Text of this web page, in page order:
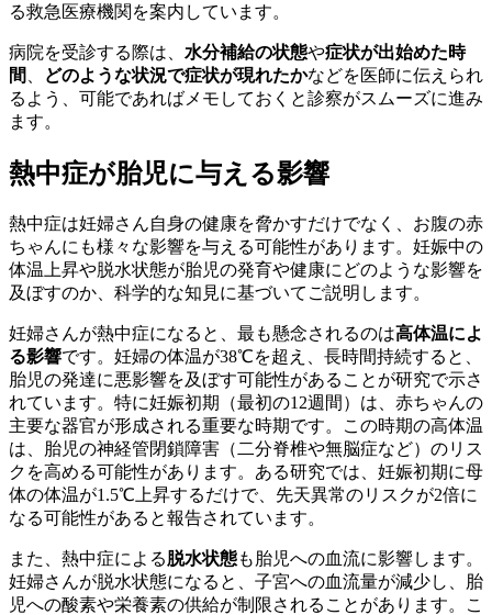
る救急医療機関を案内しています。
病院を受診する際は、 水分補給の状態や症状が出始めた時
間
どのような状況で症状が現れたかなどを医師に伝えられ
るよう、可能であればメモしておくと診察がスムーズに進み
ます。
熱中症が胎児に与える影響
熱中症は妊婦さん自身の健康を脅かすだけでなく、お腹の赤
ちゃんにも様々な影響を与える可能性があります。妊娠中の
体温上昇や脱水状態が胎児の発育や健康にどのような影響を
及ぼすのか、科学的な知見に基づいてご説明します。
妊婦さんが熱中症になると、最も懸念されるのは高体温によ
る影響です。妊婦の体温が38℃を超え、長時間持続すると、
胎児の発達に悪影響を及ぼす可能性があることが研究で示さ
れています。特に妊娠初期（最初の12週間）は、赤ちゃんの
主要な器官が形成される重要な時期です。この時期の高体温
は、胎児の神経管閉鎖障害（二分脊椎や無脳症など）のリス
クを高める可能性があります。ある研究では、妊娠初期に母
体の体温が1.5℃上昇するだけで、先天異常のリスクが2倍に
なる可能性があると報告されています。
また、熱中症による脱水状態も胎児への血流に影響します。
妊婦さんが脱水状態になると、子宮への血流量が減少し、胎
児への酸素や栄養素の供給が制限されることがあります。こ